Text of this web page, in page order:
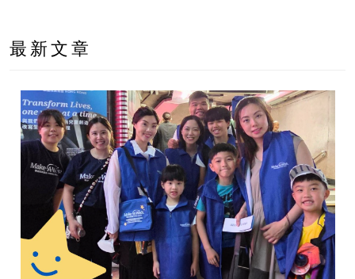
最新文章